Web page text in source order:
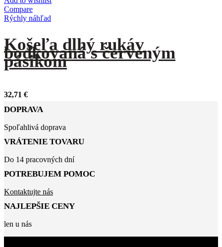
Compare
Rýchly náhľad
Košeľa dlhý rukáv
bodkovaná s červeným
pásikom
32,71 €
DOPRAVA
Spoľahlivá doprava
VRÁTENIE TOVARU
Do 14 pracovných dní
POTREBUJEM POMOC
Kontaktujte nás
NAJLEPŠIE CENY
len u nás